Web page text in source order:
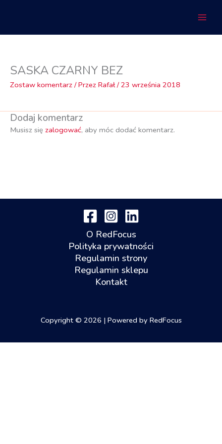
SASKA CZARNY BEZ
Zostaw komentarz / Przez Rafał/23 września 2018
Dodaj komentarz
Musisz się zalogować, aby móc dodać komentarz.
O RedFocus
Polityka prywatności
Regulamin strony
Regulamin sklepu
Kontakt
Copyright © 2026 | Powered by RedFocus